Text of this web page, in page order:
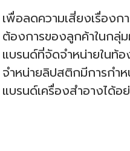
เพื่อลดความเสี่ยงเรื่อง
ต้องการของลูกค้าในก
แบรนด์ที่จัดจำหน่ายในท้
จำหน่ายลิปสติกมีการกำ
แบรนด์เครื่องสำอางได้อ